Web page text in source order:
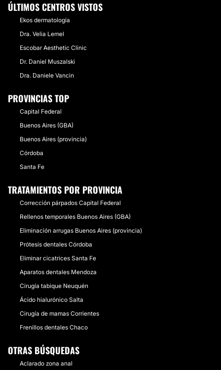
ÚLTIMOS CENTROS VISTOS
Ekos dermatología
Dra. Velia Lemel
Escobar Aesthetic Clinic
Dr. Daniel Muszalski
Dra. Daniele Vancin
PROVINCIAS TOP
Capital Federal
Buenos Aires (GBA)
Buenos Aires (provincia)
Córdoba
Santa Fe
TRATAMIENTOS POR PROVINCIA
Corrección párpados Capital Federal
Rellenos temporales Buenos Aires (GBA)
Eliminación arrugas Buenos Aires (provincia)
Prótesis dentales Córdoba
Eliminar cicatrices Santa Fe
Aparatos dentales Mendoza
Cirugía tabique Neuquén
Ácido hialurónico Salta
Cirugía de mamas Corrientes
Frenillos dentales Chaco
OTRAS BÚSQUEDAS
Aclarado zona anal